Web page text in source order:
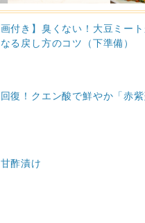
画付き】臭くない！大豆ミー
る戻し方のコツ（下準備）
復！クエン酸で鮮やか「赤
酢漬け